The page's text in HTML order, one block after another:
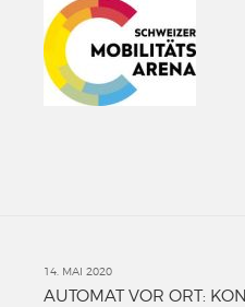
14. MAI 2020
AUTOMAT VOR ORT: